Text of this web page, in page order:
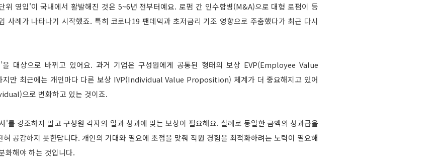
위 영입'이 국내에서 활발해진 것은 5~6년 전부터예요. 로펌 간 인수합병(M&A)으로 대형 로펌이 등
사례가 나타나기 시작했죠. 특히 코로나19 팬데믹과 초저금리 기조 영향으로 주춤했다가 최근 다시
을 대상으로 바뀌고 있어요. 과거 기업은 구성원에게 공통된 형태의 보상 EVP(Employee Value
만 최근에는 개인마다 다른 보상 IVP(Individual Value Proposition) 체계가 더 중요해지고 있어
으로 변화하고 있는 것이죠.
'를 강조하지 말고 구성원 각자의 일과 성과에 맞는 보상이 필요해요. 실례로 동일한 금액의 성과급을
공감하지 못한답니다. 개인의 기대와 필요에 초점을 맞춰 직원 경험을 최적화하려는 노력이 필요해
화해야 하는 것입니다.